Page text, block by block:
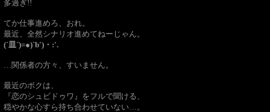
多過ぎ!!
てか仕事進めろ、おれ。
最近、全然シナリオ進めてねーじゃん。
(`皿´)=●)`b′)・:'.
…関係者の方々、すいません。
最近のボクは、
『恋のシュビドゥワ』をフルで聞ける、
穏やかな心すら持ち合わせていない…。